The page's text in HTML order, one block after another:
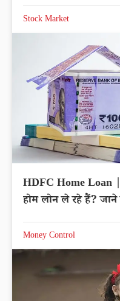
Stock Market
HDFC Home Loan
होम लोन ले रहे हैं?
Money Control